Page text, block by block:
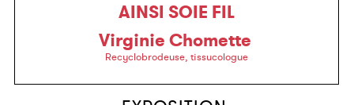
AINSI SOIE FIL
Virginie Chomette
Recyclobrodeuse, tissucologue